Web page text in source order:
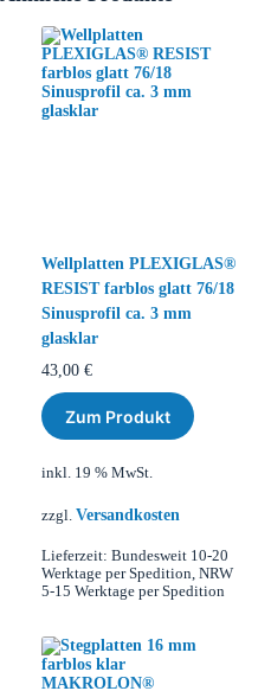
Wellplatten PLEXIGLAS®
RESIST farblos glatt 76/18
Sinusprofil ca. 3 mm
glasklar
43,00 €
Zum Produkt
inkl. 19 % MwSt.
zzgl. Versandkosten
Lieferzeit: Bundesweit 10-20
Werktage per Spedition, NRW
5-15 Werktage per Spedition